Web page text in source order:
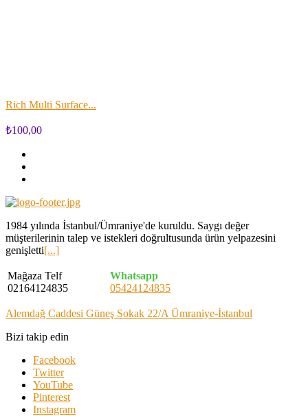
Rich Multi Surface...
₺100,00
1984 yılında İstanbul/Ümraniye'de kuruldu. Saygı değer
müşterilerinin talep ve istekleri doğrultusunda ürün yelpazesini
genişletti[...]
Mağaza Telf
02164124835
Whatsapp
05424124835
Alemdağ Caddesi Güneş Sokak 22/A Ümraniye-İstanbul
Bizi takip edin
Facebook
Twitter
YouTube
Pinterest
Instagram